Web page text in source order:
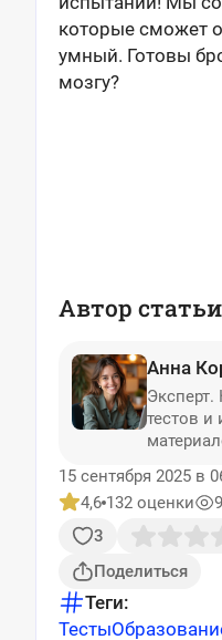
которые сможет
умный. Готовы
мозгу?
Автор
Анна
Эксперт.
тестов и
15 сентября 2025 в
4,6 132 оценки
3
Поделиться
Теги:
Тесты